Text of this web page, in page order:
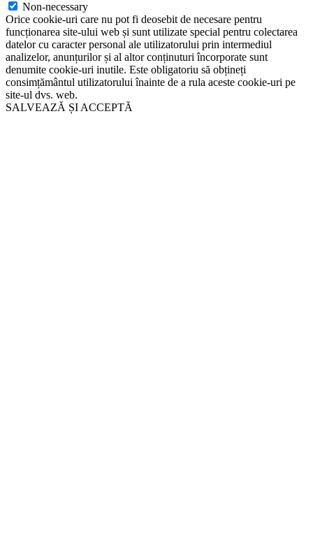
Non-necessary
Orice cookie-uri care nu pot fi deosebit de necesare pentru
funcționarea site-ului web și sunt utilizate special pentru colectarea
datelor cu caracter personal ale utilizatorului prin intermediul
analizelor, anunțurilor și al altor conținuturi încorporate sunt
denumite cookie-uri inutile. Este obligatoriu să obțineți
consimțământul utilizatorului înainte de a rula aceste cookie-uri pe
site-ul dvs. web.
SALVEAZĂ ȘI ACCEPTĂ